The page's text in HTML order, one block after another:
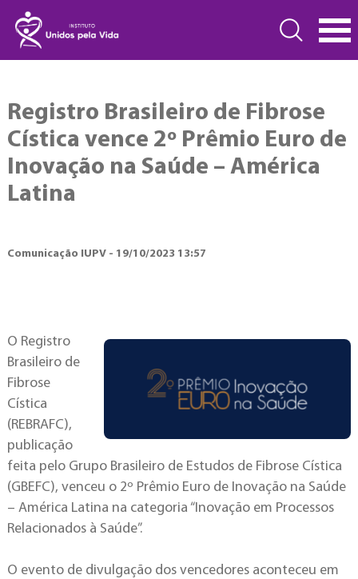
Registro Brasileiro de Fibrose
Cística vence 2º Prêmio Euro de
Inovação na Saúde – América
Latina
Comunicação IUPV - 19/10/2023 13:57
O Registro
Brasileiro de
Fibrose
Cística
(REBRAFC),
publicação
feita pelo Grupo Brasileiro de Estudos de Fibrose Cística
(GBEFC), venceu o 2º Prêmio Euro de Inovação na Saúde
– América Latina na categoria “Inovação em Processos
Relacionados à Saúde”.
O evento de divulgação dos vencedores aconteceu em